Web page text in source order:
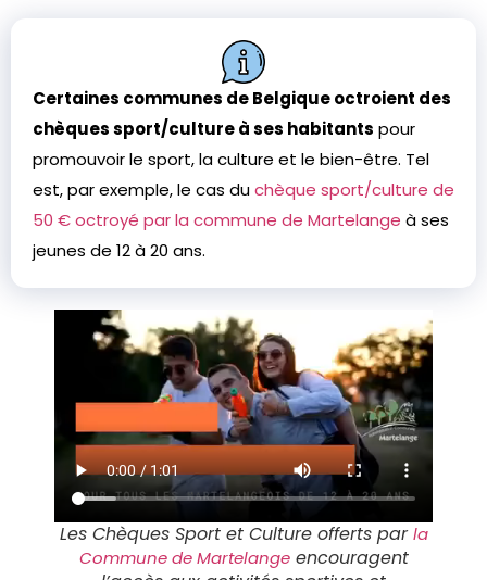
Certaines communes de Belgique octroient des
chèques sport/culture à ses habitants pour
promouvoir le sport, la culture et le bien-être. Tel
est, par exemple, le cas duchèque sport/culture de
50 € octroyé par la commune de Martelange à ses
jeunes de 12 à 20 ans.
Les Chèques Sport et Culture offerts parla
Commune de Martelangeencouragent